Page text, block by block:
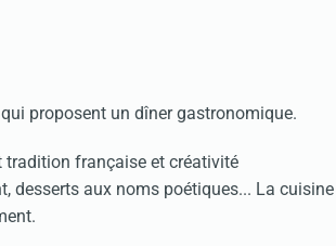
proposent un dîner gastronomique.
tradition française et créativité
desserts aux noms poétiques... La cuisine